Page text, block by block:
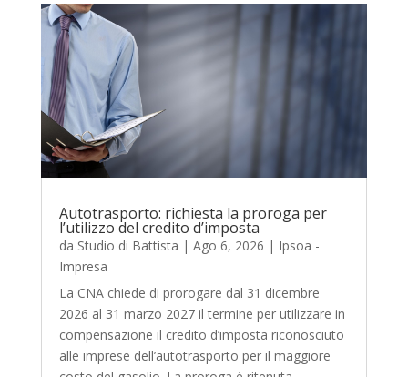
Autotrasporto: richiesta la proroga per
l’utilizzo del credito d’imposta
da Studio di Battista | Ago 6, 2026 | Ipsoa -
Impresa
La CNA chiede di prorogare dal 31 dicembre
2026 al 31 marzo 2027 il termine per utilizzare in
compensazione il credito d’imposta riconosciuto
alle imprese dell’autotrasporto per il maggiore